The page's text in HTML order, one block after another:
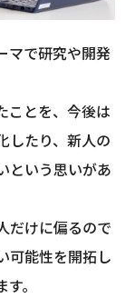
マで研究や開発
ことを、今後は
したり、新人の
という思いがあ
だけに偏るので
可能性を開拓し
。